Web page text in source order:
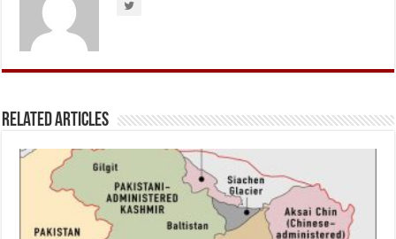
Related Articles